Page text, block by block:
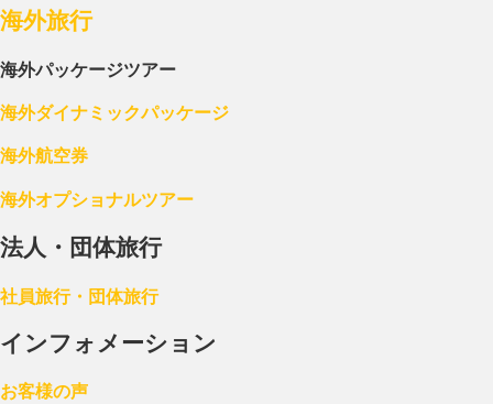
海外旅行
海外パッケージツアー
海外ダイナミックパッケージ
海外航空券
海外オプショナルツアー
法人・団体旅行
社員旅行・団体旅行
インフォメーション
お客様の声